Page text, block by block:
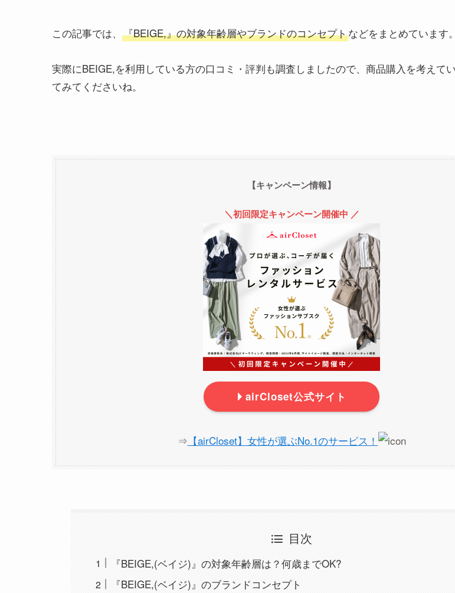
この記事では、 『BEIGE,』の対象年齢層やブランドのコンセプトなどをまとめています。
実際にBEIGE,を利用している方の口コミ・評判も調査しましたので、商品購入を考えて
てみてくださいね。
【キャンペーン情報】
＼初回限定キャンペーン開催中 ／
airCloset公式サイト
⇒ 【airCloset】女性が選ぶNo.1のサービス！
目次
『BEIGE,(ベイジ)』の対象年齢層は？何歳までOK?
『BEIGE,(ベイジ)』のブランドコンセプト